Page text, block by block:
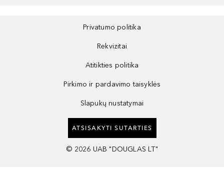
Privatumo politika
Rekvizitai
Atitikties politika
Pirkimo ir pardavimo taisyklės
Slapukų nustatymai
ATSISAKYTI SUTARTIES
© 2026 UAB "DOUGLAS LT"